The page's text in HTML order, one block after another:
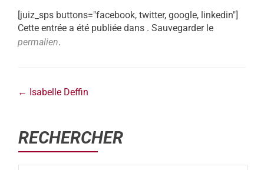
[juiz_sps buttons="facebook, twitter, google, linkedin"]
Cette entrée a été publiée dans . Sauvegarder le
permalien.
← Isabelle Deffin
RECHERCHER